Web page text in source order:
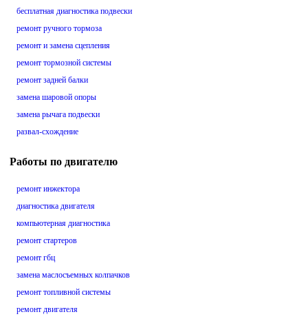
бесплатная диагностика подвески
ремонт ручного тормоза
ремонт и замена сцепления
ремонт тормозной системы
ремонт задней балки
замена шаровой опоры
замена рычага подвески
развал-схождение
Работы по двигателю
ремонт инжектора
диагностика двигателя
компьютерная диагностика
ремонт стартеров
ремонт гбц
замена маслосъемных колпачков
ремонт топливной системы
ремонт двигателя